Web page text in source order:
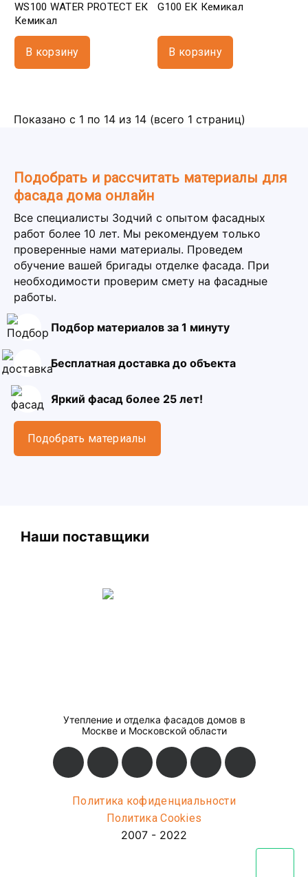
WS100 WATER PROTECT ЕК
Кемикал
В корзину
G100 ЕК Кемикал
В корзину
Показано с 1 по 14 из 14 (всего 1 страниц)
Подобрать и рассчитать материалы для
фасада дома онлайн
Все специалисты Зодчий с опытом фасадных
работ более 10 лет. Мы рекомендуем только
проверенные нами материалы. Проведем
обучение вашей бригады отделке фасада. При
необходимости проверим смету на фасадные
работы.
Подбор материалов за 1 минуту
Бесплатная доставка до объекта
Яркий фасад более 25 лет!
Подобрать материалы
Наши поставщики
Утепление и отделка фасадов домов в
Москве и Московской области
Политика кофиденциальности
Политика Cookies
2007 - 2022